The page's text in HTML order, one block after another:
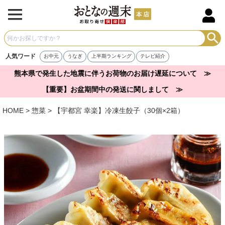
人気ワード お中元 うなぎ 上半期ランキング テレビ紹介
熊本県で発生した地震に伴うお荷物のお届け遅延について ≫
【重要】お盆期間中の発送に関しまして ≫
HOME 惣菜 【宇都宮 幸楽】冷凍生餃子（30個×2箱）